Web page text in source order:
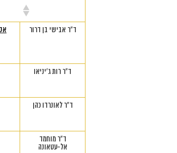
ד"ר אבישי בן דרור
ד"ר רות ג'יניאו
ד"ר לאונרדו כהן
ד"ר מוחמד
אל-עטאונה